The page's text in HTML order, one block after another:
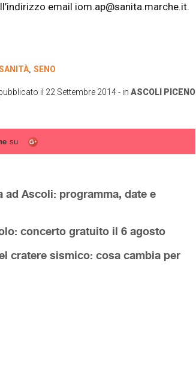
email iom.ap@sanita.marche.it.
, SENO
il 22 Settembre 2014- in ASCOLI PICENO
su
ad Ascoli: programma, date e
concerto gratuito il 6 agosto
cratere sismico: cosa cambia per